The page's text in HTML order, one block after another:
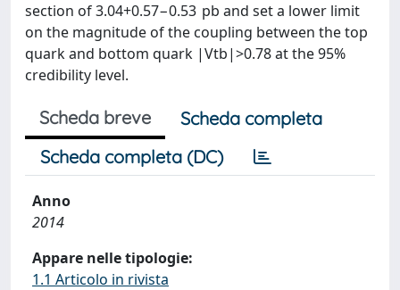
section of 3.04+0.57−0.53 pb and set a lower limit
on the magnitude of the coupling between the top
quark and bottom quark |Vtb|>0.78 at the 95%
credibility level.
Scheda breve
Scheda completa
Scheda completa (DC)
Anno
2014
Appare nelle tipologie:
1.1 Articolo in rivista